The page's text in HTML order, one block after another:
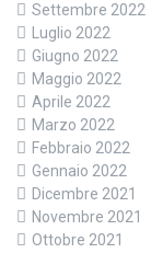
Settembre 2022
Luglio 2022
Giugno 2022
Maggio 2022
Aprile 2022
Marzo 2022
Febbraio 2022
Gennaio 2022
Dicembre 2021
Novembre 2021
Ottobre 2021